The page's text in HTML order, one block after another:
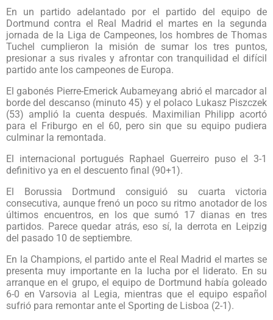
En un partido adelantado por el partido del equipo de
Dortmund contra el Real Madrid el martes en la segunda
jornada de la Liga de Campeones, los hombres de Thomas
Tuchel cumplieron la misión de sumar los tres puntos,
presionar a sus rivales y afrontar con tranquilidad el difícil
partido ante los campeones de Europa.
El gabonés Pierre-Emerick Aubameyang abrió el marcador al
borde del descanso (minuto 45) y el polaco Lukasz Piszczek
(53) amplió la cuenta después. Maximilian Philipp acortó
para el Friburgo en el 60, pero sin que su equipo pudiera
culminar la remontada.
El internacional portugués Raphael Guerreiro puso el 3-1
definitivo ya en el descuento final (90+1).
El Borussia Dortmund consiguió su cuarta victoria
consecutiva, aunque frenó un poco su ritmo anotador de los
últimos encuentros, en los que sumó 17 dianas en tres
partidos. Parece quedar atrás, eso sí, la derrota en Leipzig
del pasado 10 de septiembre.
En la Champions, el partido ante el Real Madrid el martes se
presenta muy importante en la lucha por el liderato. En su
arranque en el grupo, el equipo de Dortmund había goleado
6-0 en Varsovia al Legia, mientras que el equipo español
sufrió para remontar ante el Sporting de Lisboa (2-1).